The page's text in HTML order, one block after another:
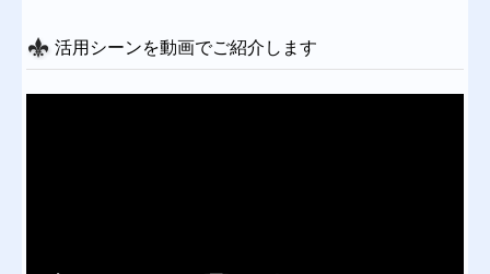
消費税法改正への対応
活用シーンを動画でご紹介します